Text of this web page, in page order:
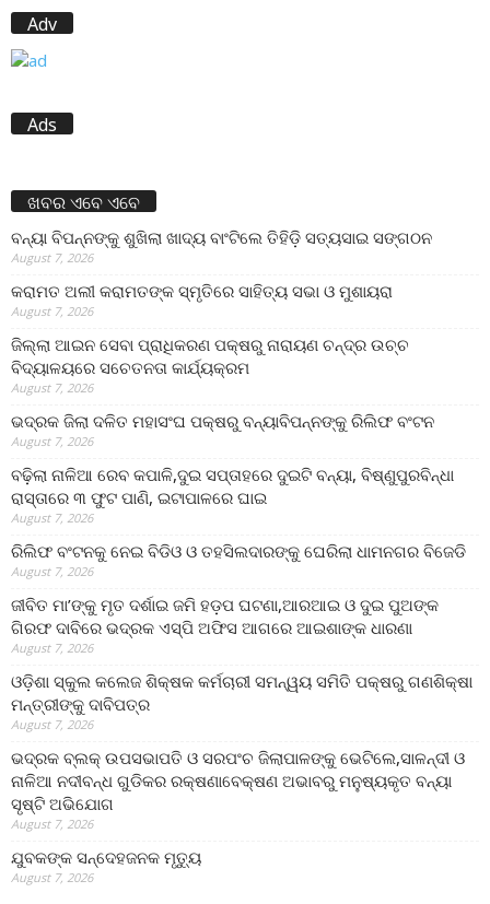
Adv
Ads
ଖବର ଏବେ ଏବେ
ବନ୍ୟା ବିପନ୍ନଙ୍କୁ ଶୁଖିଲା ଖାଦ୍ୟ ବାଂଟିଲେ ତିହିଡି଼ ସତ୍ୟସାଇ ସଙ୍ଗଠନ
August 7, 2026
କରାମତ ଅଲୀ କରାମତଙ୍କ ସ୍ମୃତିରେ ସାହିତ୍ୟ ସଭା ଓ ମୁଶାୟରା
August 7, 2026
ଜିଲ୍ଲା ଆଇନ ସେବା ପ୍ରାଧିକରଣ ପକ୍ଷରୁ ନାରାୟଣ ଚନ୍ଦ୍ର ଉଚ୍ଚ
ବିଦ୍ୟାଳୟରେ ସଚେତନତା କାର୍ଯ୍ୟକ୍ରମ
August 7, 2026
ଭଦ୍ରକ ଜିଲା ଦଳିତ ମହାସଂଘ ପକ୍ଷରୁ ବନ୍ୟାବିପନ୍ନଙ୍କୁ ରିଲିଫ ବଂଟନ
August 7, 2026
ବଢ଼ିଲା ନାଳିଆ ରେବ କପାଳି,ଦୁଇ ସପ୍ତାହରେ ଦୁଇଟି ବନ୍ୟା, ବିଷ୍ଣୁପୁରବିନ୍ଧା
ରାସ୍ତାରେ ୩ ଫୁଟ ପାଣି, ଇଟାପାଳରେ ଘାଇ
August 7, 2026
ରିଲିଫ ବଂଟନକୁ ନେଇ ବିଡିଓ ଓ ତହସିଲଦାରଙ୍କୁ ଘେରିଲା ଧାମନଗର ବିଜେଡି
August 7, 2026
ଜୀବିତ ମା’ଙ୍କୁ ମୃତ ଦର୍ଶାଇ ଜମି ହଡ଼ପ ଘଟଣା,ଆରଆଇ ଓ ଦୁଇ ପୁଅଙ୍କ
ଗିରଫ ଦାବିରେ ଭଦ୍ରକ ଏସ୍‌ପି ଅଫିସ ଆଗରେ ଆଇଶାଙ୍କ ଧାରଣା
August 7, 2026
ଓଡ଼ିଶା ସ୍କୁଲ କଲେଜ ଶିକ୍ଷକ କର୍ମଚାରୀ ସମନ୍ୱୟ ସମିତି ପକ୍ଷରୁ ଗଣଶିକ୍ଷା
ମନ୍ତ୍ରୀଙ୍କୁ ଦାବିପତ୍ର
August 7, 2026
ଭଦ୍ରକ ବ୍ଲକ୍ ଉପସଭାପତି ଓ ସରପଂଚ ଜିଲାପାଳଙ୍କୁ ଭେଟିଲେ,ସାଳନ୍ଦୀ ଓ
ନାଳିଆ ନଦୀବନ୍ଧ ଗୁଡିକର ରକ୍ଷଣାବେକ୍ଷଣ ଅଭାବରୁ ମନୁଷ୍ୟକୃତ ବନ୍ୟା
ସୃଷ୍ଟି ଅଭିଯୋଗ
August 7, 2026
ଯୁବକଙ୍କ ସନ୍ଦେହଜନକ ମୃତ୍ୟୁ
August 7, 2026